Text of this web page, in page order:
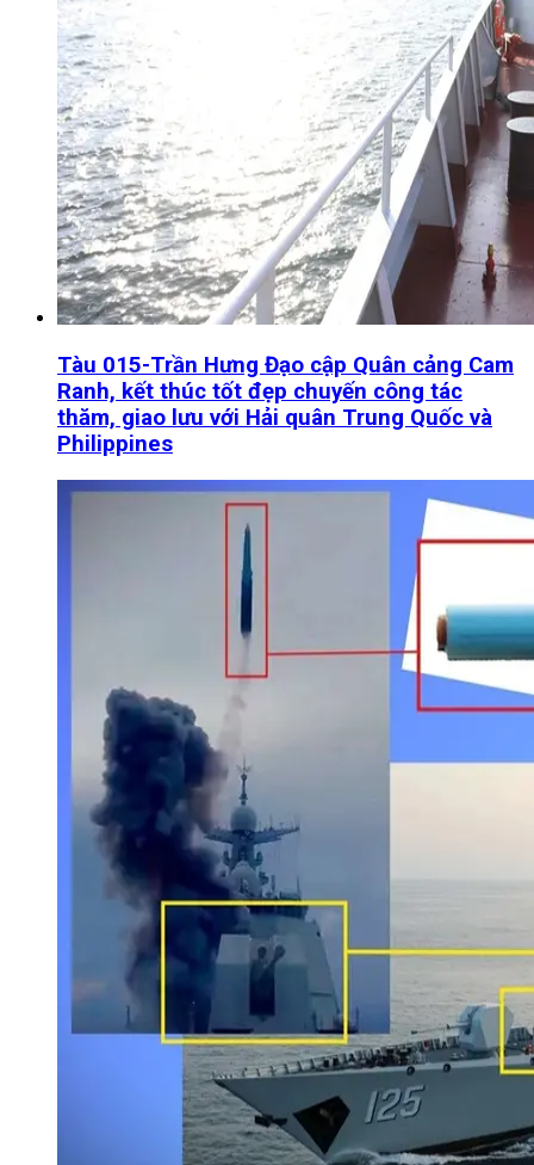
Tàu 015-Trần Hưng Đạo cập Quân cảng Cam
Ranh, kết thúc tốt đẹp chuyến công tác
thăm, giao lưu với Hải quân Trung Quốc và
Philippines